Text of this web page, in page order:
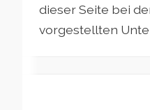
dieser Seite bei
vorgestellten